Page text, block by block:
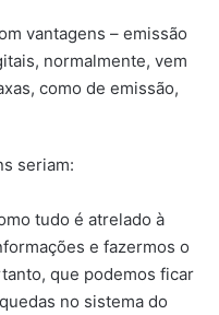
vantagens – emissão
normalmente, vem
como de emissão,
seriam:
tudo é atrelado à
e fazermos o
que podemos ficar
no sistema do